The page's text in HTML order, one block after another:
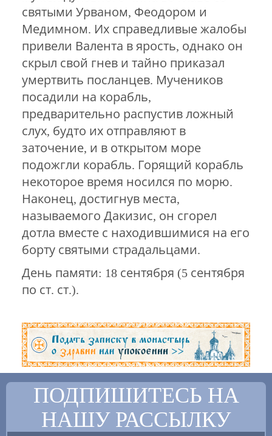
святыми Урваном, Феодором и
Медимном. Их справедливые жалобы
привели Валента в ярость, однако он
скрыл свой гнев и тайно приказал
умертвить посланцев. Мучеников
посадили на корабль,
предварительно распустив ложный
слух, будто их отправляют в
заточение, и в открытом море
подожгли корабль. Горящий корабль
некоторое время носился по морю.
Наконец, достигнув места,
называемого Дакизис, он сгорел
дотла вместе с находившимися на его
борту святыми страдальцами.
День памяти: 18 сентября (5 сентября
по ст. ст.).
ПОДПИШИТЕСЬ НА
НАШУ РАССЫЛКУ